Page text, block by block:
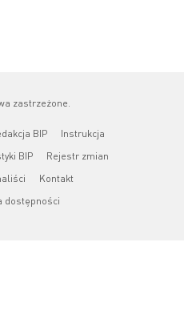
zastrzeżone.
BIP
Instrukcja
BIP
Rejestr zmian
Kontakt
dostępności